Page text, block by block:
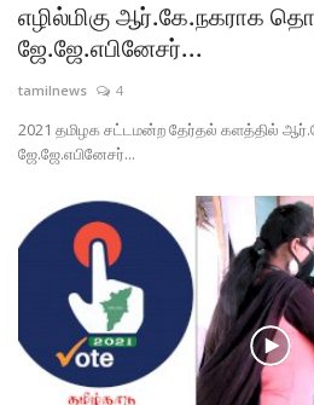
எழில்மிகு ஆர்.கே.நகராக
ஜே.ஜே.எபினேசர்...
tamilnews 4
2021 தமிழக சட்டமன்ற தேர்தல் களத்தில்
ஜே.ஜே.எபினேசர்...